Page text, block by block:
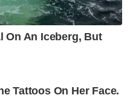
ถนนพหลโยธิน เข้าซอย
เนรมิต) ประมาณ 100
าเข้าซอยประมาณ 40
ริการตั้งแต่เวลา 08.30-